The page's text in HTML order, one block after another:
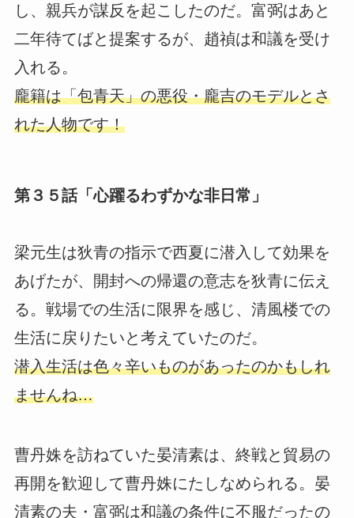
し、親兵が謀反を起こしたのだ。富弼はあと
二年待てばと提案するが、趙禎は和議を受け
入れる。
龐籍は「包青天」の悪役・龐吉のモデルとさ
れた人物です！
第３５話「心躍るわずかな非日常」
梁元生は狄青の指示で西夏に潜入して効果を
あげたが、開封への帰還の意志を狄青に伝え
る。戦場での生活に限界を感じ、清風楼での
生活に戻りたいと考えていたのだ。
潜入生活は色々辛いものがあったのかもしれ
ませんね…
曹丹姝を訪ねていた晏清素は、終戦と貿易の
再開を歓迎して曹丹姝にたしなめられる。晏
清素の夫・富弼は和議の条件に不服だったの